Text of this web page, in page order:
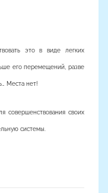
это в виде легких
его перемещений, разве
Места нет!
совершенствования своих
системы.